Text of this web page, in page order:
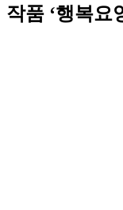
작품 ‘행복요